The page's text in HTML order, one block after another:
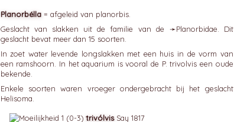
Planorbélla = afgeleid van planorbis.
Geslacht van slakken uit de familie van de ➛Planorbidae . Dit
geslacht bevat meer dan 15 soorten.
In zoet water levende longslakken met een huis in de vorm van
een ramshoorn. In het aquarium is vooral de P. trivolvis een oude
bekende.
Enkele soorten waren vroeger ondergebracht bij het geslacht
Helisoma.
trivólvisSay 1817